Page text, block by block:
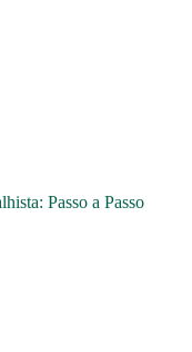
Passo a Passo